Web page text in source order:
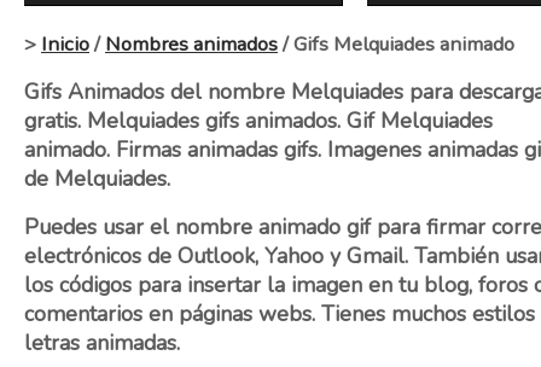
> Inicio/Nombres animados/ Gifs Melquiades animado
Gifs Animados del nombre Melquiades para
gratis. Melquiades gifs animados. Gif Melquiades
animado. Firmas animadas gifs. Imagenes animadas
de Melquiades.
Puedes usar el nombre animado gif para firmar
electrónicos de Outlook, Yahoo y Gmail. También
los códigos para insertar la imagen en tu blog, foros
comentarios en páginas webs. Tienes muchos estilos
letras animadas.